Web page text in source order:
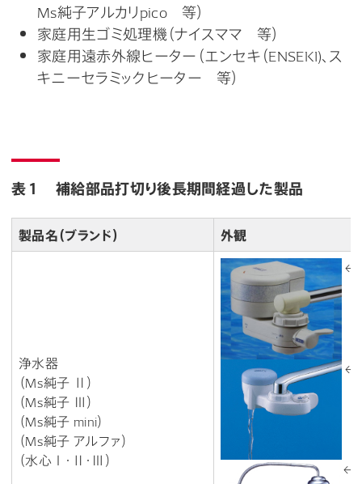
Ms純子アルカリpico 等）
家庭用生ゴミ処理機（ナイスママ 等）
家庭用遠赤外線ヒーター（エンセキ（ENSEKI)、ス
キニーセラミックヒーター 等）
表１ 補給部品打切り後長期間経過した製品
製品名（ブランド） 外観
浄水器
（Ms純子 Ⅱ）
（Ms純子 Ⅲ）
（Ms純子 mini）
（Ms純子 アルファ）
（水心Ⅰ・Ⅱ・Ⅲ）
←